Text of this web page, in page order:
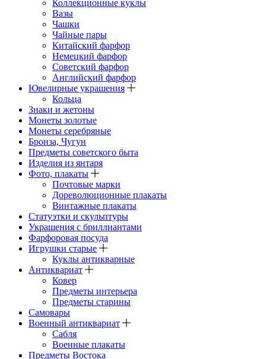
Коллекционные куклы
Вазы
Чашки
Чайные пары
Китайский фарфор
Немецкий фарфор
Советский фарфор
Английский фарфор
Ювелирные украшения
Кольца
Знаки и жетоны
Монеты золотые
Монеты серебряные
Бронза, Чугун
Предметы советского быта
Изделия из янтаря
Фото, плакаты
Почтовые марки
Дореволюционные плакаты
Винтажные плакаты
Статуэтки и скульптуры
Украшения с бриллиантами
Фарфоровая посуда
Игрушки старые
Куклы антикварные
Антиквариат
Ковер
Предметы интерьера
Предметы старины
Самовары
Военный антиквариат
Сабля
Военные плакаты
Предметы Востока